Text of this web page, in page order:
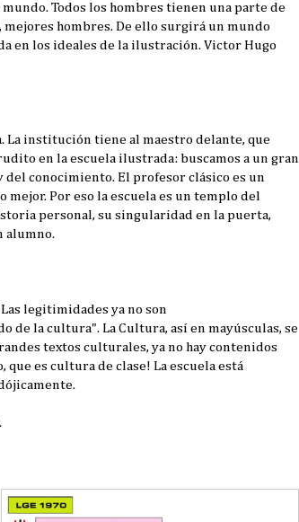
Todos los hombres tienen una parte de
mejores hombres. De ello surgirá un mundo
en los ideales de la ilustración. Victor Hugo
La institución tiene al maestro delante, que
en la escuela ilustrada: buscamos a un gran
conocimiento. El profesor clásico es un
mejor. Por eso la escuela es un templo del
personal, su singularidad en la puerta,
alumno.
legitimidades ya no son
de la cultura". La Cultura, así en mayúsculas, se
textos culturales, ya no hay contenidos
que es cultura de clase! La escuela está